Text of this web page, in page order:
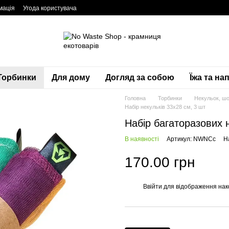
Угода користувача
Для дому Догляд за собою Їжа та
Головна Торбинки
Некульок,
Набір некульків 33х28 см, 3 шт
Набір
В наявності Артикул: NWNCc
170.00 грн
Ввійти для відображення